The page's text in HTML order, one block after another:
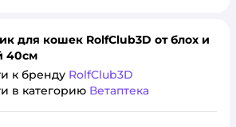
для кошек RolfClub3D от блох и
40см
к бренду RolfClub3D
в категорию Ветаптека